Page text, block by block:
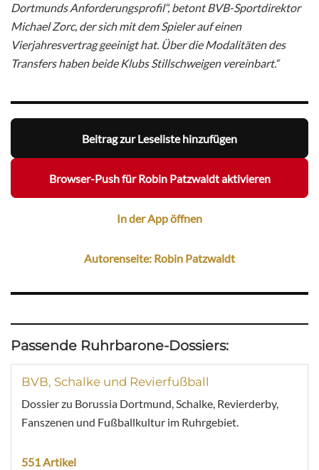
Dortmunds Anforderungsprofil“, betont BVB-Sportdirektor
Michael Zorc, der sich mit dem Spieler auf einen
Vierjahresvertrag geeinigt hat. Über die Modalitäten des
Transfers haben beide Klubs Stillschweigen vereinbart.“
Beitrag zur Leseliste hinzufügen
Browser-Push für Robin Patzwaldt aktivieren
In der App öffnen
Autorenseite: Robin Patzwaldt
Passende Ruhrbarone-Dossiers:
BVB, Schalke und Revierfußball
Dossier zu Borussia Dortmund, Schalke, Revierderby,
Fanszenen und Fußballkultur im Ruhrgebiet.
551 Artikel